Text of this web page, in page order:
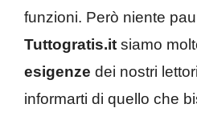
funzioni. Però niente
Tuttogratis.it siamo
esigenze dei nostri
informarti di quello che